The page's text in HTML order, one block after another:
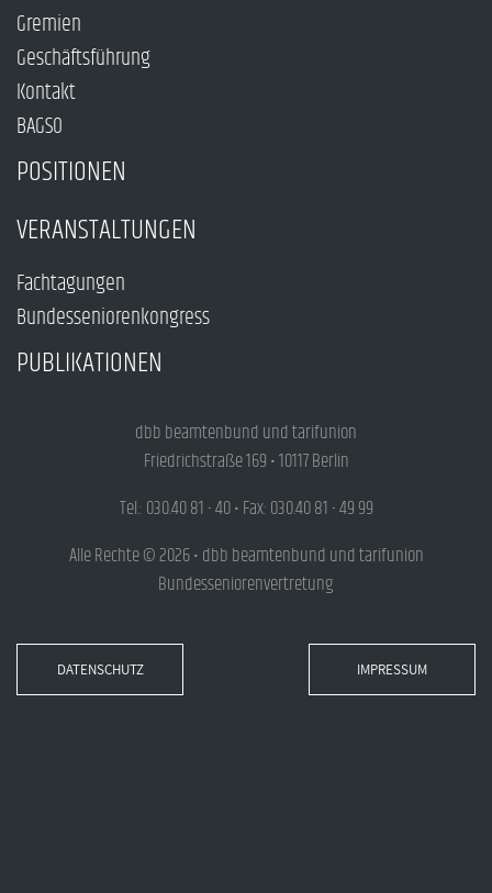
Gremien
Geschäftsführung
Kontakt
BAGSO
POSITIONEN
VERANSTALTUNGEN
Fachtagungen
Bundesseniorenkongress
PUBLIKATIONEN
dbb beamtenbund und tarifunion
Friedrichstraße 169 • 10117 Berlin
Tel.: 030.40 81 - 40 • Fax: 030.40 81 - 49 99
Alle Rechte © 2026 • dbb beamtenbund und tarifunion
Bundesseniorenvertretung
DATENSCHUTZ IMPRESSUM